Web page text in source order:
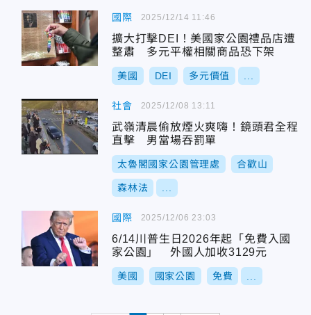
國際
擴大打擊DEI！美國家公園禮品店遭
整肅 多元平權相關商品恐下架
美國 DEI 多元價值
2025/12/14 11:46
社會
武嶺清晨偷放煙火爽嗨！鏡頭君全程
直擊 男當場吞罰單
太魯閣國家公園管理處 合歡山
森林法
2025/12/08 13:11
國際
6/14川普生日2026年起「免費入國
家公園」 外國人加收3129元
美國 國家公園 免費
2025/12/06 23:03